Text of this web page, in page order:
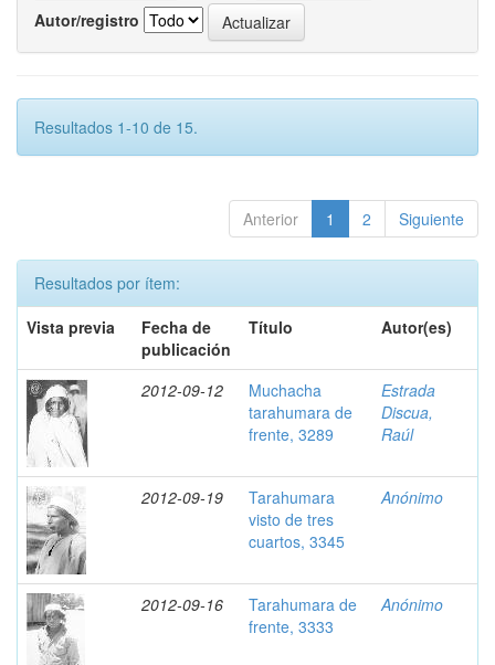
Autor/registro
Resultados 1-10 de 15.
Anterior 1 2 Siguiente
Resultados por ítem:
Vista previa
Fecha de
publicación
Título Autor(es)
2012-09-12
Muchacha
tarahumara de
frente, 3289
Estrada
Discua,
Raúl
2012-09-19
Tarahumara
visto de tres
cuartos, 3345
Anónimo
2012-09-16
Tarahumara de
frente, 3333
Anónimo